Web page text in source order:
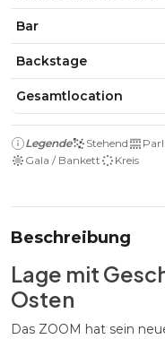
Bar
Backstage
Gesamtlocation
Legende Stehend
Gala / Bankett
Kreis
Beschreibung
Lage mit
Osten
Das ZOOM hat sein